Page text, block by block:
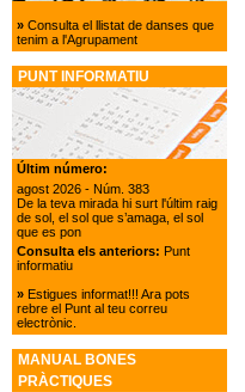
»Consulta el llistat de danses que
tenim a l'Agrupament
PUNT INFORMATIU
Últim número:
agost 2026 - Núm. 383
De la teva mirada hi surt l'últim raig
de sol, el sol que s’amaga, el sol
que es pon
Consulta els anteriors: Punt
informatiu
»Estigues informat!!! Ara pots
rebre el Punt al teu correu
electrònic.
MANUAL BONES
PRÀCTIQUES